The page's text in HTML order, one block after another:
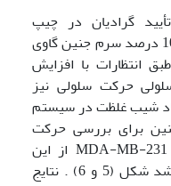
گرادیان در چیپ
میکروفلوئیدیک از غلظتهای 0 ، 5 و 10 درصد سرم جنین گاوی
انتظارات با افزایش
حرکت سلولی نیز
شیب غلظت در سیستم
برای بررسی حرکت
سلولی دو رده سلولی MCF-7 و MDA-MB-231 از این
سیستم میکروفلوئیدیک استفاده شد شکل (5 و 6) . نتایج